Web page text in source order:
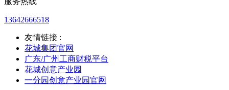
13642666518
友情链接 :
花城集团官网
广东/广州工商财税平台
花城创意产业园
一分园创意产业园官网